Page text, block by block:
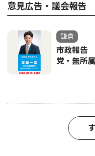
意見広告・議会報告
鎌倉
市政報告
党・無所